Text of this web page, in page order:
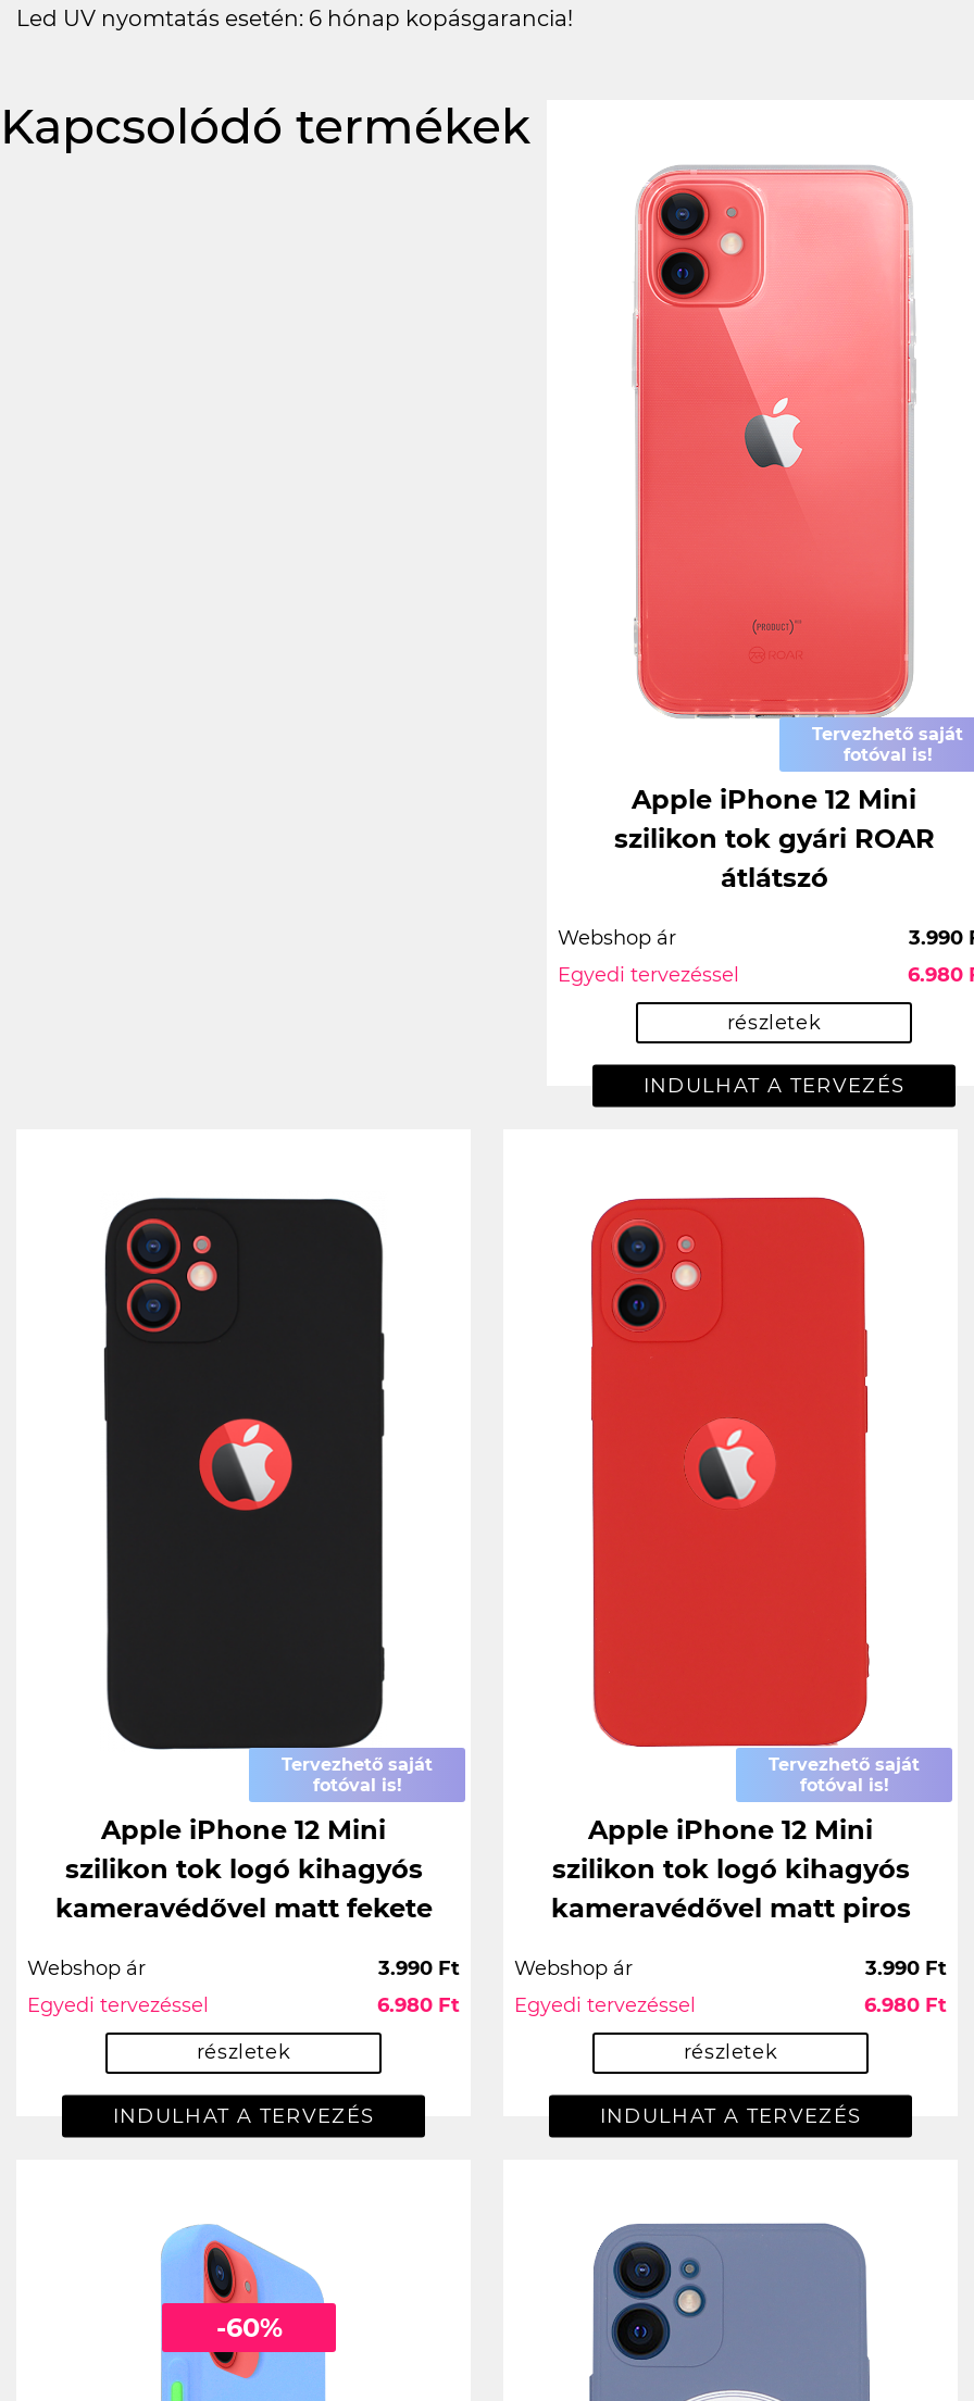
Led UV nyomtatás esetén: 6 hónap kopásgarancia!
Kapcsolódó termékek
Tervezhető saját
fotóval is!
Apple iPhone 12 Mini
szilikon tok gyári ROAR
átlátszó
Webshop ár
3.990
Egyedi tervezéssel
6.980
részletek
INDULHAT A TERVEZÉS
Tervezhető saját
fotóval is!
Apple iPhone 12 Mini
szilikon tok logó kihagyós
kameravédővel matt fekete
Webshop ár
3.990 Ft
Egyedi tervezéssel
6.980 Ft
részletek
INDULHAT A TERVEZÉS
Tervezhető saját
fotóval is!
Apple iPhone 12 Mini
szilikon tok logó kihagyós
kameravédővel matt piros
Webshop ár
3.990 Ft
Egyedi tervezéssel
6.980 Ft
részletek
INDULHAT A TERVEZÉS
-60%